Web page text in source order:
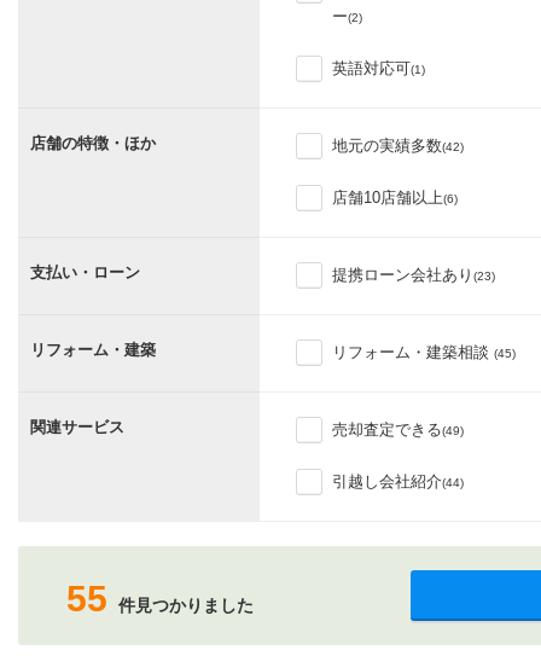
ー(2)
英語対応可(1)
店舗の特徴・ほか 地元の実績多数(42)
店舗10店舗以上(6)
支払い・ローン 提携ローン会社あり (23)
リフォーム・建築 リフォーム・建築相談 (45)
関連サービス 売却査定できる(49)
引越し会社紹介(44)
55 件見つかりました